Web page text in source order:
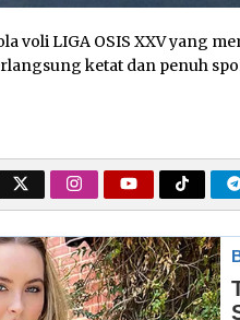
voli LIGA OSIS XXV yang
ketat dan penuh